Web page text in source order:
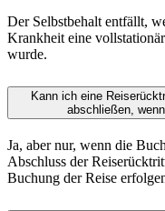
Der Selbstbehalt entfällt,
Krankheit eine
wurde.
Kann ich eine
abschließen,
Ja, aber nur, wenn die
Abschluss der
Buchung der Reise